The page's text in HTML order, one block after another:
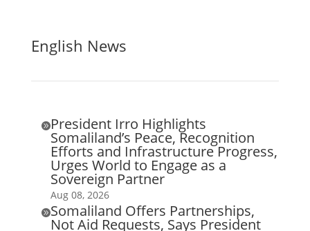
English News
President Irro Highlights
Somaliland’s Peace, Recognition
Efforts and Infrastructure Progress,
Urges World to Engage as a
Sovereign Partner
Aug 08, 2026
Somaliland Offers Partnerships,
Not Aid Requests, Says President